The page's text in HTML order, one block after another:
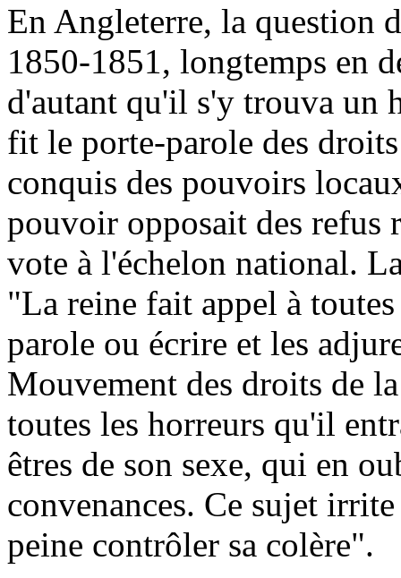
En Angleterre, la question
1850-1851, longtemps en
d'autant qu'il s'y trouva un
fit le porte-parole des
conquis des pouvoirs
pouvoir opposait des refus
vote à l'échelon national.
"La reine fait appel à
parole ou écrire et les
Mouvement des droits de
toutes les horreurs qu'il
êtres de son sexe, qui en
convenances. Ce sujet
peine contrôler sa colère".